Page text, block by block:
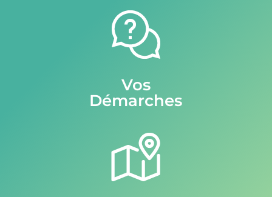
Vos
Démarches